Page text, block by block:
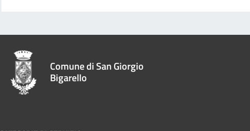
Comune di San Giorgio
Bigarello